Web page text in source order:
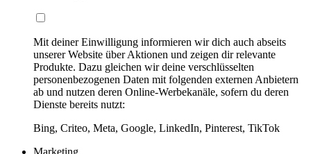
Mit deiner Einwilligung informieren wir dich auch abseits
unserer Website über Aktionen und zeigen dir relevante
Produkte. Dazu gleichen wir deine verschlüsselten
personenbezogenen Daten mit folgenden externen Anbietern
ab und nutzen deren Online-Werbekanäle, sofern du deren
Dienste bereits nutzt:
Bing, Criteo, Meta, Google, LinkedIn, Pinterest, TikTok
Marketing